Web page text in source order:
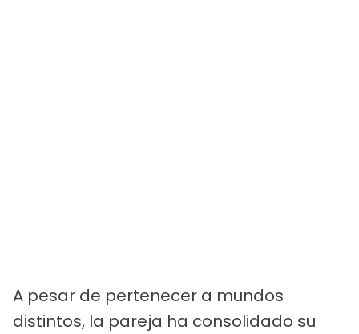
A pesar de pertenecer a mundos
distintos, la pareja ha consolidado su